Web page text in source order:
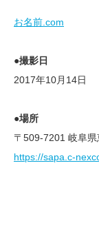
お名前.com
●撮影日
2017年10月14日
●場所
〒509-7201 岐阜
https://sapa.c-